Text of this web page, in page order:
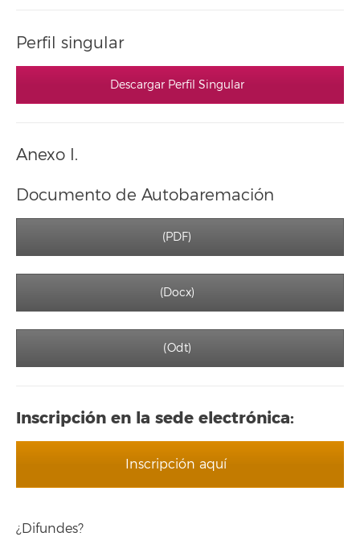
Perfil singular
Descargar Perfil Singular
Anexo I.
Documento de Autobaremación
(PDF)
(Docx)
(Odt)
Inscripción en la sede electrónica:
Inscripción aquí
¿Difundes?